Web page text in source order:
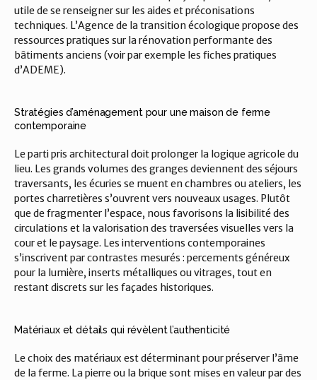
utile de se renseigner sur les aides et préconisations
techniques. L’Agence de la transition écologique propose des
ressources pratiques sur la rénovation performante des
bâtiments anciens (voir par exemple les fiches pratiques
d’ADEME).
Stratégies d’aménagement pour une maison de ferme
contemporaine
Le parti pris architectural doit prolonger la logique agricole du
lieu. Les grands volumes des granges deviennent des séjours
traversants, les écuries se muent en chambres ou ateliers, les
portes charretières s’ouvrent vers nouveaux usages. Plutôt
que de fragmenter l’espace, nous favorisons la lisibilité des
circulations et la valorisation des traversées visuelles vers la
cour et le paysage. Les interventions contemporaines
s’inscrivent par contrastes mesurés : percements généreux
pour la lumière, inserts métalliques ou vitrages, tout en
restant discrets sur les façades historiques.
Matériaux et détails qui révèlent l’authenticité
Le choix des matériaux est déterminant pour préserver l’âme
de la ferme. La pierre ou la brique sont mises en valeur par des